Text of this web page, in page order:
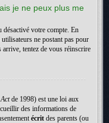
je ne peux plus me
désactivé votre compte. En
ne postant pas pour
arrive, tentez de vous réinscrire
de 1998) est une loi aux
des informations de
écrit des parents (ou